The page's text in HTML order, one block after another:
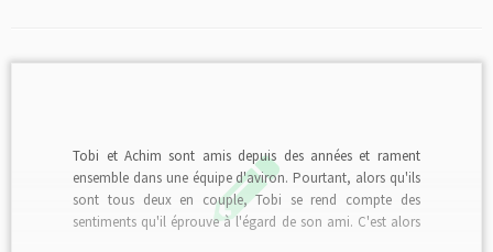
Tobi et Achim sont amis depuis des années et rament
ensemble dans une équipe d'aviron. Pourtant, alors qu'ils
sont tous deux en couple, Tobi se rend compte des
sentiments qu'il éprouve à l'égard de son ami. C'est alors